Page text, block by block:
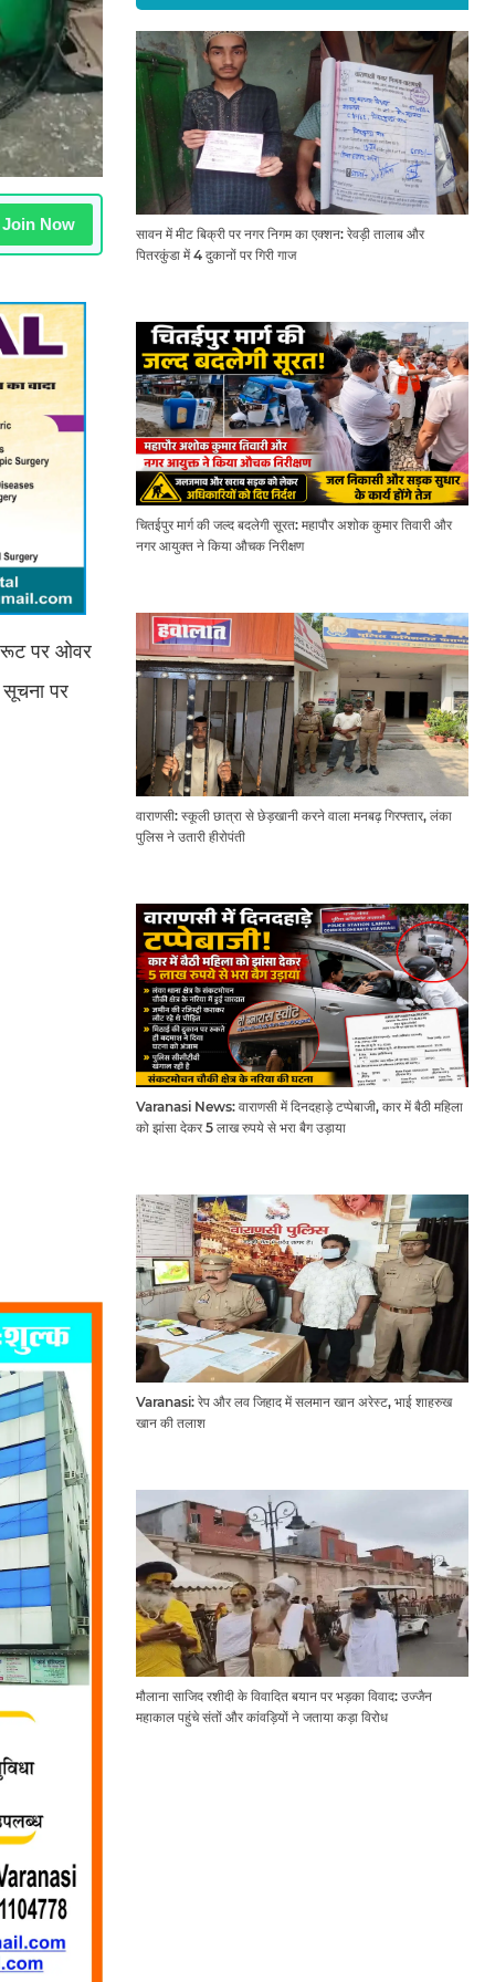
Join Now
रूट पर ओवर
पर
सावन में मीट बिक्री पर नगर निगम का एक्शन: रेवड़ी तालाब और
पितरकुंडा में 4 दुकानों पर गिरी गाज
चितईपुर मार्ग की जल्द बदलेगी सूरत: महापौर अशोक कुमार तिवारी और
नगर आयुक्त ने किया औचक निरीक्षण
वाराणसी: स्कूली छात्रा से छेड़खानी करने वाला मनबढ़ गिरफ्तार, लंका
पुलिस ने उतारी हीरोपंती
Varanasi News: वाराणसी में दिनदहाड़े टप्पेबाजी, कार में बैठी महिला
को झांसा देकर 5 लाख रुपये से भरा बैग उड़ाया
Varanasi: रेप और लव जिहाद में सलमान खान अरेस्ट, भाई शाहरुख
खान की तलाश
मौलाना साजिद रशीदी के विवादित बयान पर भड़का विवाद: उज्जैन
महाकाल पहुंचे संतों और कांवड़ियों ने जताया कड़ा विरोध